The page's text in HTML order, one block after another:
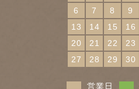
6
7 8 9
13
14 15 16
20
21 22 23
27
28 29 30
営業日